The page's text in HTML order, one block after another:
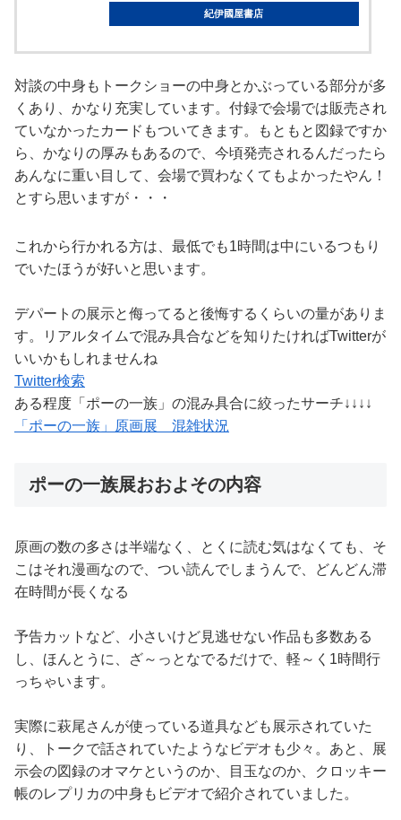
紀伊國屋書店
対談の中身もトークショーの中身とかぶっている部分が多
くあり、かなり充実しています。付録で会場では販売され
ていなかったカードもついてきます。もともと図録ですか
ら、かなりの厚みもあるので、今頃発売されるんだったら
あんなに重い目して、会場で買わなくてもよかったやん！
とすら思いますが・・・
これから行かれる方は、最低でも1時間は中にいるつもり
でいたほうが好いと思います。
デパートの展示と侮ってると後悔するくらいの量がありま
す。リアルタイムで混み具合などを知りたければTwitterが
いいかもしれませんね
Twitter検索
ある程度「ポーの一族」の混み具合に絞ったサーチ↓↓↓↓
「ポーの一族」原画展 混雑状況
ポーの一族展おおよその内容
原画の数の多さは半端なく、とくに読む気はなくても、そ
こはそれ漫画なので、つい読んでしまうんで、どんどん滞
在時間が長くなる
予告カットなど、小さいけど見逃せない作品も多数ある
し、ほんとうに、ざ～っとなでるだけで、軽～く1時間行
っちゃいます。
実際に萩尾さんが使っている道具なども展示されていた
り、トークで話されていたようなビデオも少々。あと、展
示会の図録のオマケというのか、目玉なのか、クロッキー
帳のレプリカの中身もビデオで紹介されていました。